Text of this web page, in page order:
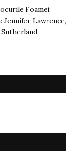
Foamei:
Jennifer Lawrence,